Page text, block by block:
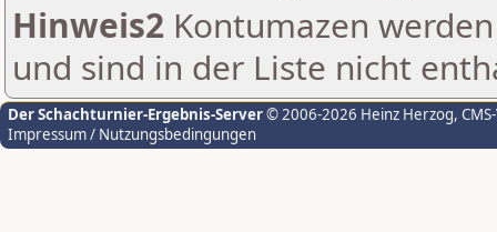
Hinweis2 Kontumazen
und sind in der Liste nicht
Der Schachturnier-Ergebnis-Server© 2006-2026 Heinz Herzog,
Impressum / Nutzungsbedingungen